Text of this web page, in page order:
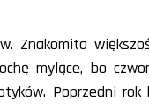
Znakomita
mylące, bo
Poprzedni